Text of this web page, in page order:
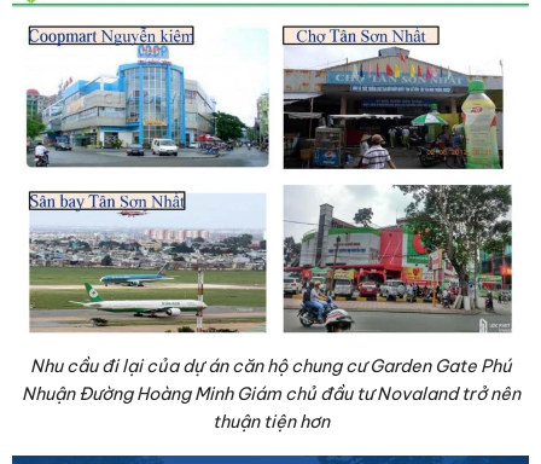
Nhu cầu đi lại của dự án căn hộ chung cư Garden Gate Phú
Nhuận Đường Hoàng Minh Giám chủ đầu tư Novaland trở nên
thuận tiện hơn